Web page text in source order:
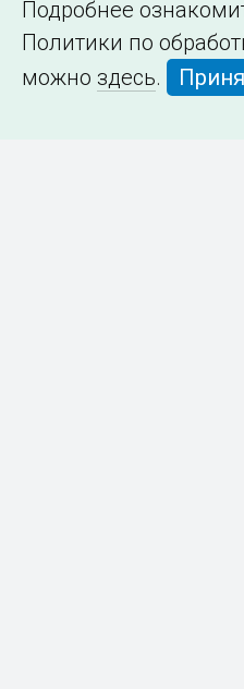
Подробнее
Политики по
можно здесь.